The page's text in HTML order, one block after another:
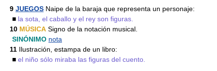
9 JUEGOS Naipe de la baraja que representa un personaje:
■ la sota, el caballo y el rey son figuras.
10 MÚSICA Signo de la notación musical.
SINÓNIMO nota
11 Ilustración, estampa de un libro:
■ el niño sólo miraba las figuras del cuento.